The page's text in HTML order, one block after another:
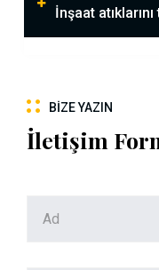
İnşaat
BIZE YAZIN
İletişim